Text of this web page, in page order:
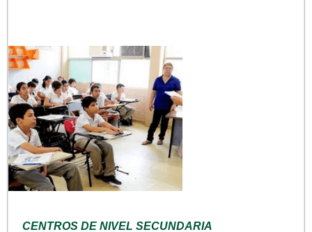
CENTROS DE NIVEL SECUNDARIA